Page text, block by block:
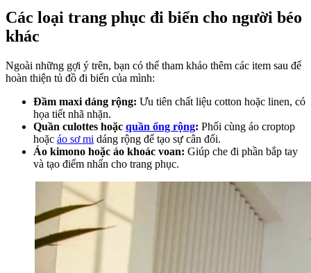
Các loại trang phục đi biển cho người béo
khác
Ngoài những gợi ý trên, bạn có thể tham khảo thêm các item sau để
hoàn thiện tủ đồ đi biển của mình:
Đầm maxi dáng rộng: Ưu tiên chất liệu cotton hoặc linen, có
họa tiết nhã nhặn.
Quần culottes hoặc quần ống rộng: Phối cùng áo croptop
hoặc áo sơ mi dáng rộng để tạo sự cân đối.
Áo kimono hoặc áo khoác voan: Giúp che đi phần bắp tay
và tạo điểm nhấn cho trang phục.